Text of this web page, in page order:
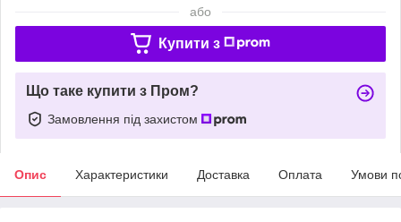
або
Купити з
Що таке купити з Пром?
Замовлення під захистом
Опис Характеристики Доставка Оплата Умови